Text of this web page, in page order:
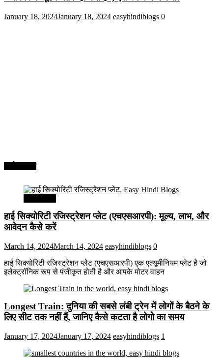
January 18, 2024January 18, 2024 easyhindiblogs 0
हाई सिक्योरिटी रजिस्ट्रेशन प्लेट (एचएसआरपी): मूल्य, लाभ, और
आवेदन कैसे करें
March 14, 2024March 14, 2024 easyhindiblogs 0
हाई सिक्योरिटी रजिस्ट्रेशन प्लेट (एचएसआरपी) एक एल्यूमीनियम प्लेट है जो
इलेक्ट्रॉनिक रूप से पंजीकृत होती है और आपके मोटर वाहन
Longest Train: दुनिया की सबसे लंबी ट्रेन में लोगों के बैठने के
लिए सीट तक ​​नहीं हैं, जानिए कैसे कटता है लोगो का समय
January 17, 2024January 17, 2024 easyhindiblogs 1